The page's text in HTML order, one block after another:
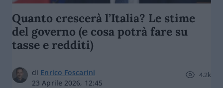
Quanto crescerà l’Italia? Le stime
del governo (e cosa potrà fare su
tasse e redditi)
di Enrico Foscarini
23 Aprile 2026, 12:45
4.2k